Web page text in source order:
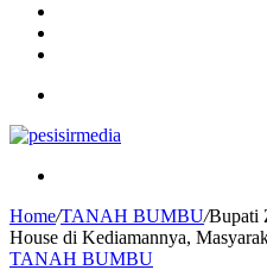
Home/TANAH BUMBU/Bupati
House di Kediamannya,
TANAH BUMBU